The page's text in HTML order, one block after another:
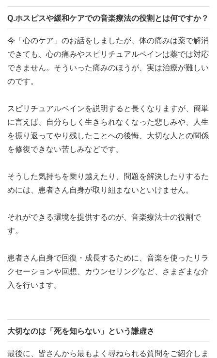
Q.ホスピスや緩和ケアでの音楽療法の役割とは何ですか？
今「心のケア」のお話をしましたが、体の痛みは薬で解消
できても、心の痛みやスピリチュアルペインは薬では対応
できません。そういった痛みのほうが、実は治療が難しい
のです。
スピリチュアルペインを説明すると長くなりますが、簡単
に言えば、自分らしく生きられなくなった悲しみや、人生
を振り返ってやり残したことへの後悔、大切な人との関係
を修復できない苦しみなどです。
そうした気持ちを乗り越えたり、問題を解決したりするた
めには、患者さん自身が取り組まないといけません。
それができる環境を提供するのが、音楽療法士の役割で
す。
患者さん自身で回復・成長するために、音楽を使ったリラ
クセーションや回想、カウンセリングなど、さまざまな介
入を行います。
大切なのは「死を知らない」という謙虚さ
最後に、皆さんから最もよく尋ねられる質問をご紹介しま